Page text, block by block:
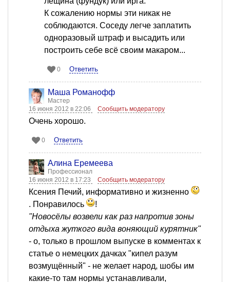
К сожалению нормы эти никак не
соблюдаются. Соседу легче заплатить
одноразовый штраф и высадить или
построить себе всё своим макаром...
0 Ответить
Mаша Романофф
Мастер
16 июня 2012 в 22:06
Сообщить модератору
Очень хорошо.
0 Ответить
Алина Еремеева
Профессионал
16 июня 2012 в 17:23
Сообщить модератору
Ксения Печий, информативно и жизненно
. Понравилось
!
"Новосёлы возвели как раз напротив зоны
отдыха жуткого вида воняющий курятник"
- о, только в прошлом выпуске в комментах к
статье о немецких дачках "кипел разум
возмущённый" - не желает народ, шобы им
какие-то там нормы устанавливали,